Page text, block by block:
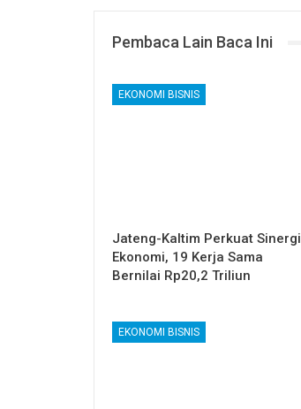
Pembaca Lain Baca Ini
EKONOMI BISNIS
Jateng-Kaltim Perkuat Sinergi
Ekonomi, 19 Kerja Sama
Bernilai Rp20,2 Triliun
EKONOMI BISNIS